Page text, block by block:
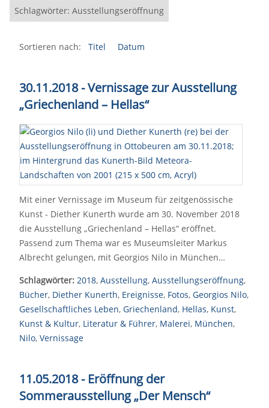
Schlagwörter: Ausstellungseröffnung
Sortieren nach: Titel Datum
30.11.2018 - Vernissage zur Ausstellung
„Griechenland – Hellas“
Mit einer Vernissage im Museum für zeitgenössische
Kunst - Diether Kunerth wurde am 30. November 2018
die Ausstellung „Griechenland – Hellas“ eröffnet.
Passend zum Thema war es Museumsleiter Markus
Albrecht gelungen, mit Georgios Nilo in München…
Schlagwörter: 2018, Ausstellung, Ausstellungseröffnung,
Bücher, Diether Kunerth, Ereignisse, Fotos, Georgios Nilo,
Gesellschaftliches Leben, Griechenland, Hellas, Kunst,
Kunst & Kultur, Literatur & Führer, Malerei, München,
Nilo, Vernissage
11.05.2018 - Eröffnung der
Sommerausstellung „Der Mensch“